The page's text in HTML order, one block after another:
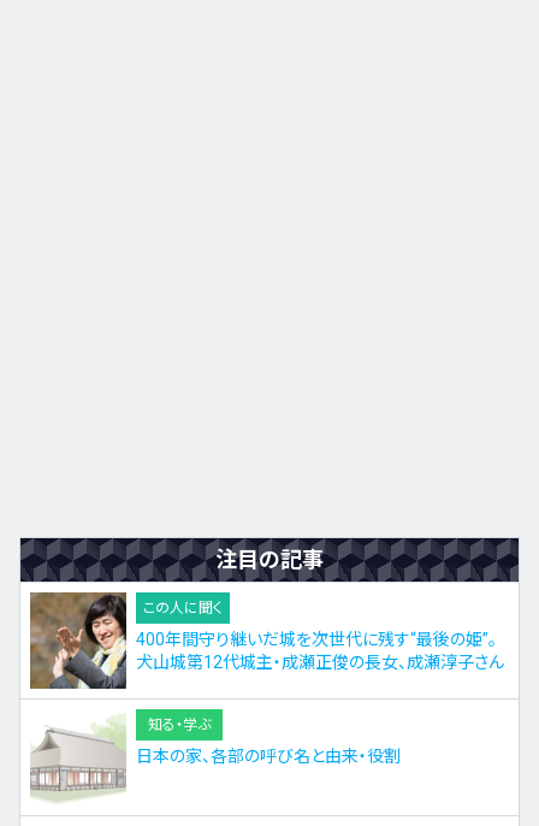
注目の記事
この人に聞く
400年間守り継いだ城を次世代に残す“最後の姫”。
犬山城第12代城主・成瀬正俊の長女、成瀬淳子さん
知る・学ぶ
日本の家、各部の呼び名と由来・役割